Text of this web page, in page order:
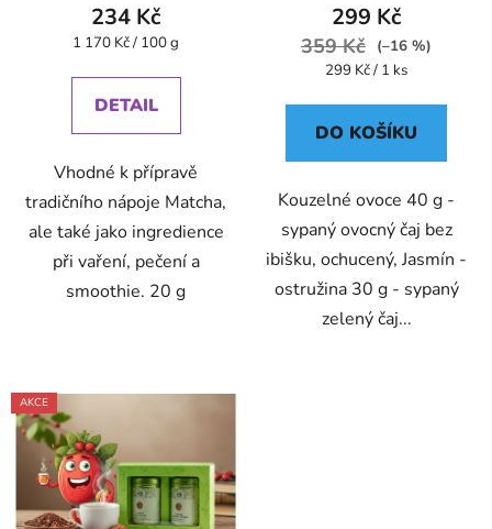
234 Kč
Měrná
1 170 Kč / 100 g
DETAIL
Vhodné k přípravě
tradičního nápoje Matcha,
ale také jako ingredience
při vaření, pečení a
smoothie. 20 g
299 Kč
359 Kč
(–16 %)
Měrná
299 Kč / 1 ks
DO KOŠÍKU
Kouzelné ovoce 40 g -
sypaný ovocný čaj bez
ibišku, ochucený, Jasmín -
ostružina 30 g - sypaný
zelený čaj...
AKCE